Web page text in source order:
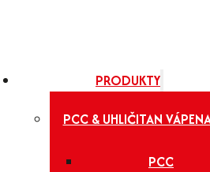
PRODUKTY
PCC & UHLIČITAN
PCC